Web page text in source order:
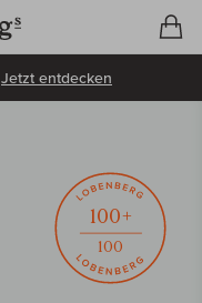
Jetzt entdecken
100+
100